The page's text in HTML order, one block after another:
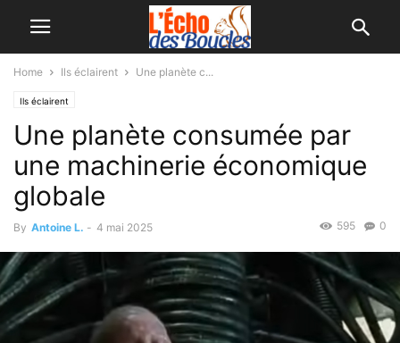
Home Ils éclairent Une planète c...
Ils éclairent
Une planète consumée par
une machinerie économique
globale
By Antoine L. - 4 mai 2025 0
595